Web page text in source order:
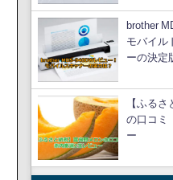
brother
モバイル
ーの決定
【ふる
の口コミ
ー